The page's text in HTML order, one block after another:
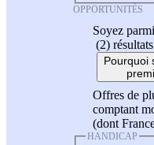
OPPORTUNITÉS
Soyez
(2) résultats
Pourquoi
Offres de
comptant
(dont
HANDICAP